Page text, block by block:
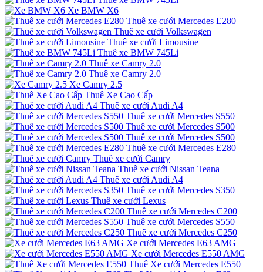
Xe BMW X6
Thuê xe cưới Mercedes E280
Thuê xe cưới Volkswagen
Thuê xe cưới Limousine
Thuê xe BMW 745Li
Thuê xe Camry 2.0
Thuê xe Camry 2.0
Xe Camry 2.5
Thuê Xe Cao Cấp
Thuê xe cưới Audi A4
Thuê xe cưới Mercedes S550
Thuê xe cưới Mercedes S500
Thuê xe cưới Mercedes S500
Thuê xe cưới Mercedes E280
Thuê xe cưới Camry
Thuê xe cưới Nissan Teana
Thuê xe cưới Audi A4
Thuê xe cưới Mercedes S350
Thuê xe cưới Lexus
Thuê xe cưới Mercedes C200
Thuê xe cưới Mercedes S550
Thuê xe cưới Mercedes C250
Xe cưới Mercedes E63 AMG
Xe cưới Mercedes E550 AMG
Thuê Xe cưới Mercedes E550